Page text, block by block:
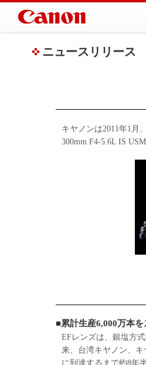
ニュースリリース
キヤノンは2011年1月
300mm F4-5.6L IS
■累計生産6,000万本
EFレンズは、銀塩方
来、台湾キヤノン、
に到達するまで約8年